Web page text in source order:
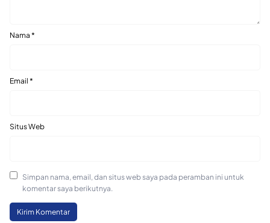
Nama *
Email *
Situs Web
Simpan nama, email, dan situs web saya pada peramban ini untuk
komentar saya berikutnya.